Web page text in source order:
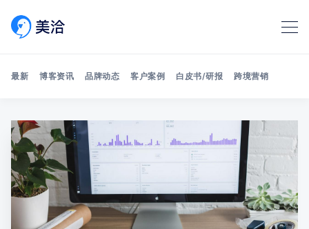
Search 美洽博客
最新 博客资讯 品牌动态 客户案例 白皮书/研报 跨境营销